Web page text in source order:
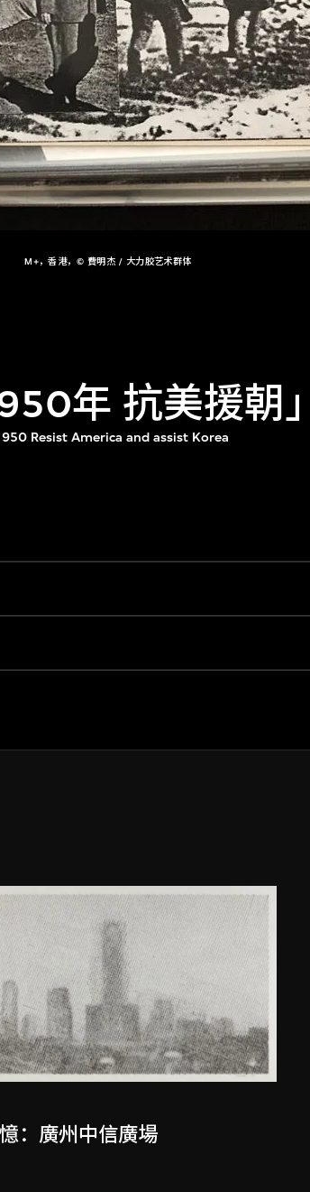
M+，香港，© 費明杰 / 大力胶艺术群体
年 抗美援朝
Resist America and assist Korea
：廣州中信廣場